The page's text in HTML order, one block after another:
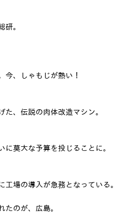
。
今、しゃもじが熱い！
、伝説の肉体改造マシン。
莫大な予算を投じることに。
場の導入が急務となっている。
のが、広島。